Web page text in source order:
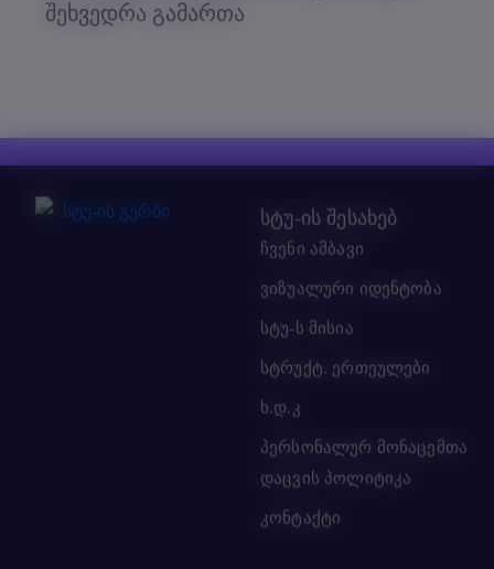
შეხვედრა გამართა
სტუ-ის შესახებ
ჩვენი ამბავი
ვიზუალური იდენტობა
სტუ-ს მისია
სტრუქტ. ერთეულები
ხ.დ.კ
პერსონალურ მონაცემთა
დაცვის პოლიტიკა
კონტაქტი